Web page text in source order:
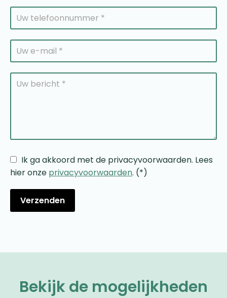
Ik ga akkoord met de privacyvoorwaarden. Lees
hier onze privacyvoorwaarden. (*)
Bekijk de mogelijkheden